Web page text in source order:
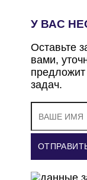
У ВАС
Оставьте
вами,
задач.